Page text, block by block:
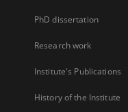
PhD dissertation
Research work
Institute's Publications
History of the Institute